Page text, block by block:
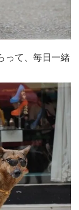
って、毎日一緒